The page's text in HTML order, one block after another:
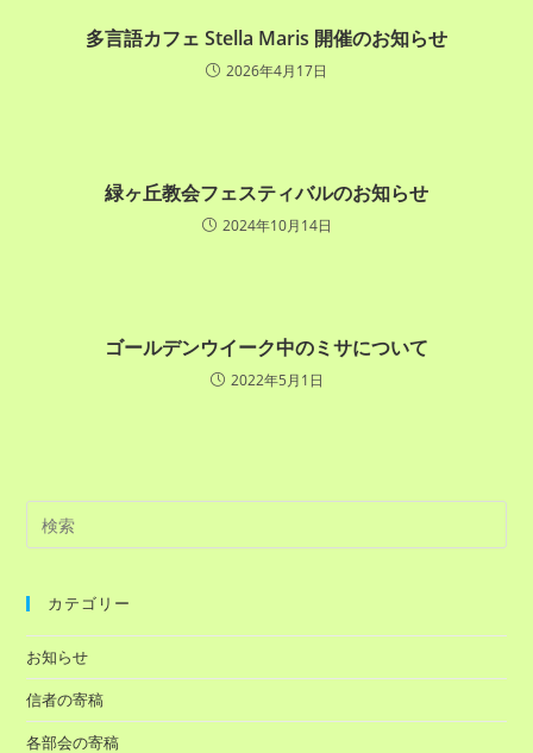
多言語カフェ Stella Maris 開催のお知らせ
2026年4月17日
緑ヶ丘教会フェスティバルのお知らせ
2024年10月14日
ゴールデンウイーク中のミサについて
2022年5月1日
カテゴリー
お知らせ
信者の寄稿
各部会の寄稿